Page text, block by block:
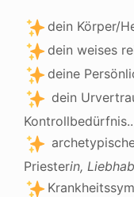
dein Körper/
dein weises
deine
dein
Kontrollbedürfnis..
Priesterin,